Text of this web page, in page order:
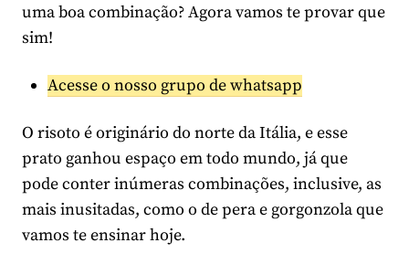
uma boa combinação? Agora vamos te provar que
sim!
Acesse o nosso grupo de whatsapp
O risoto é originário do norte da Itália, e esse
prato ganhou espaço em todo mundo, já que
pode conter inúmeras combinações, inclusive, as
mais inusitadas, como o de pera e gorgonzola que
vamos te ensinar hoje.